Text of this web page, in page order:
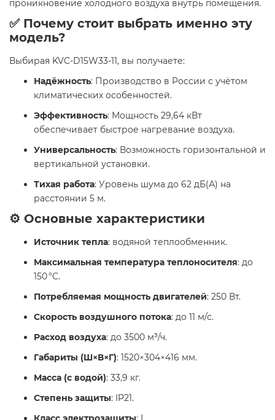
проникновение холодного воздуха внутрь помещения.
✅ Почему стоит выбрать именно эту
модель?
Выбирая KVC-D15W33-11, вы получаете:
Надёжность: Производство в России с учётом
климатических особенностей.
Эффективность: Мощность 29,64 кВт
обеспечивает быстрое нагревание воздуха.
Универсальность: Возможность горизонтальной и
вертикальной установки.
Тихая работа: Уровень шума до 62 дБ(А) на
расстоянии 5 м.
⚙️ Основные характеристики
Источник тепла: водяной теплообменник.
Максимальная температура теплоносителя: до
150 °C.
Потребляемая мощность двигателей: 250 Вт.
Скорость воздушного потока: до 11 м/с.
Расход воздуха: до 3500 м³/ч.
Габариты (Ш×В×Г): 1520×304×416 мм.
Масса (с водой): 33,9 кг.
Степень защиты: IP21.